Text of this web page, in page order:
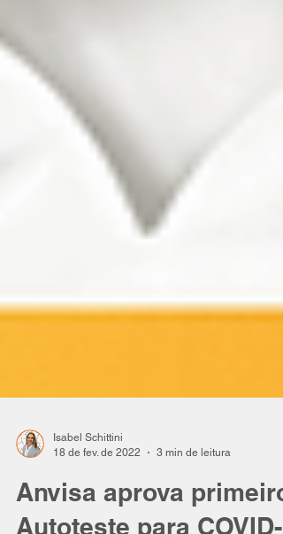
Isabel Schittini
18 de fev. de 2022
3 min de leitura